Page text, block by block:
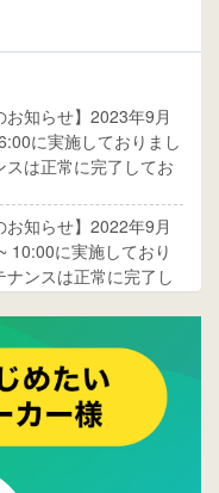
お知らせ】2023年9月
に実施しておりまし
は正常に完了してお
お知らせ】2022年9月
10:00に実施しており
ナンスは正常に完了し
を大幅バージョンアッ
告知ページへ
サイトリニューアル
Facebook